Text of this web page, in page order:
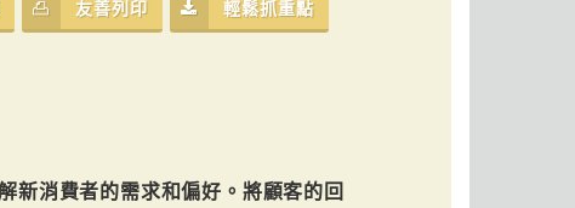
友善列印 輕鬆抓重點
新消費者的需求和偏好。將顧客的回